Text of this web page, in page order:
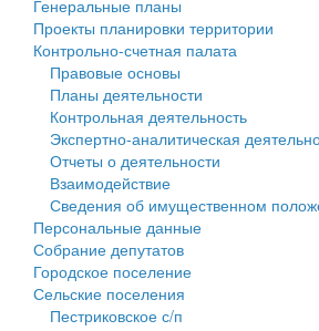
Проекты планировки территории
Собрание депутатов
Городское поселение
Сельские поселения
Генеральные планы
Проекты планировки территории
Контрольно-счетная палата
Правовые основы
Планы деятельности
Контрольная деятельность
Экспертно-аналитическая
Отчеты о деятельности
Взаимодействие
Сведения об имущественном
Персональные данные
Собрание депутатов
Городское поселение
Сельские поселения
Пестриковское с/п